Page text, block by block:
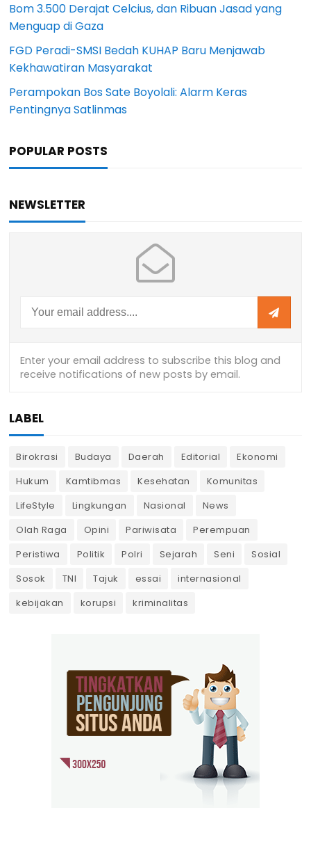
Bom 3.500 Derajat Celcius, dan Ribuan Jasad yang
Menguap di Gaza
FGD Peradi-SMSI Bedah KUHAP Baru Menjawab
Kekhawatiran Masyarakat
Perampokan Bos Sate Boyolali: Alarm Keras
Pentingnya Satlinmas
POPULAR POSTS
NEWSLETTER
LABEL
Birokrasi Budaya Daerah Editorial
Ekonomi
Hukum
Kamtibmas Kesehatan
Komunitas
LifeStyle
Lingkungan Nasional
News
Olah Raga
Opini Pariwisata
Perempuan
Peristiwa
Politik Polri Sejarah Seni
Sosial
Sosok
TNI Tajuk essai
internasional
kebijakan
korupsi kriminalitas